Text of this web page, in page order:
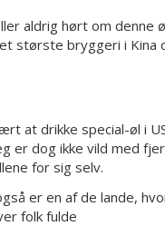
aldrig hørt om
største bryggeri i Kina
at drikke special-øl i
er dog ikke vild med
for sig selv.
er en af de lande,
folk fulde